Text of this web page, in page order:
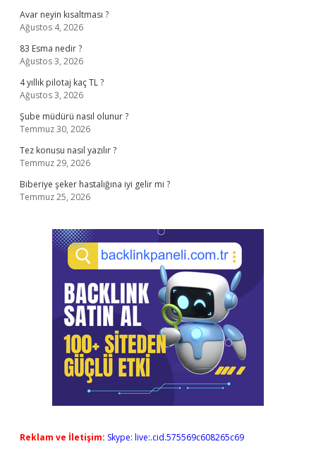
Avar neyin kısaltması ?
Ağustos 4, 2026
83 Esma nedir ?
Ağustos 3, 2026
4 yıllık pilotaj kaç TL ?
Ağustos 3, 2026
Şube müdürü nasıl olunur ?
Temmuz 30, 2026
Tez konusu nasıl yazılır ?
Temmuz 29, 2026
Biberiye şeker hastalığına iyi gelir mi ?
Temmuz 25, 2026
Reklam ve İletişim: Skype: live:.cid.575569c608265c69